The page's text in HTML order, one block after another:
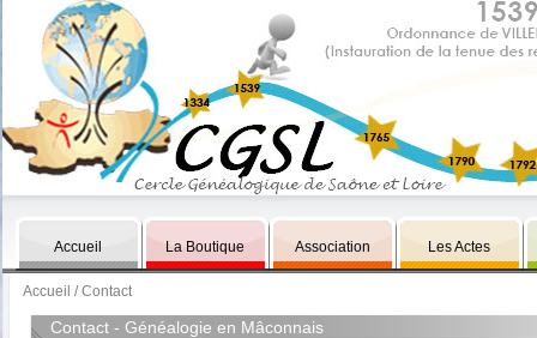
Accueil La Boutique Association Les Actes
Accueil / Contact
Contact - Généalogie en Mâconnais